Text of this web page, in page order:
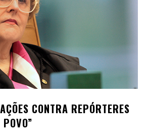
CONTRA REPÓRTERES